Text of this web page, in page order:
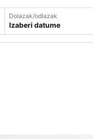
Dolazak/odlazak
Izaberi datume